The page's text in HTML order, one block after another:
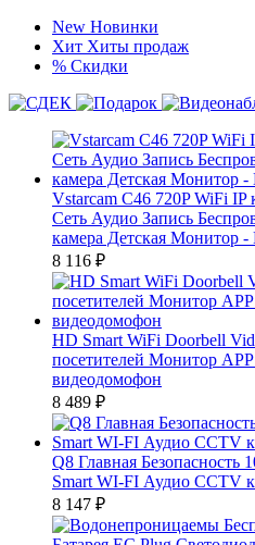
New Новинки
Хит Хиты продаж
% Скидки
Vstarcam C46 720P WiFi
Сеть Аудио Запись
камера Детская Монитор -
8 116 ₽
HD Smart WiFi Doorbell
посетителей Монитор
видеодомофон
8 489 ₽
Q8 Главная Безопасность
Smart WI-FI Аудио CCTV
8 147 ₽